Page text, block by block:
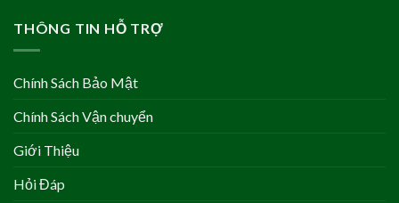
THÔNG TIN HỖ TRỢ
Chính Sách Bảo Mật
Chính Sách Vận chuyển
Giới Thiệu
Hỏi Đáp